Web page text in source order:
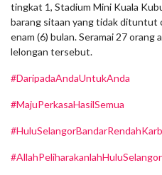
tingkat 1, Stadium Mini Kuala
barang sitaan yang tidak dituntut
enam (6) bulan. Seramai 27
lelongan tersebut.
#DaripadaAndaUntukAnda
#MajuPerkasaHasilSemua
#AllahPeliharakanlahHuluSelangor